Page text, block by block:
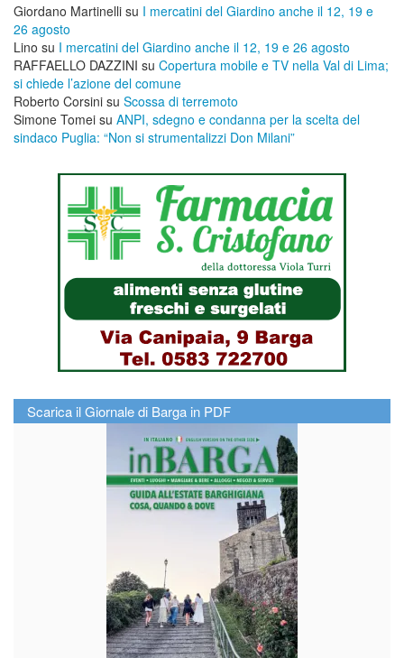
Giordano Martinelli su I mercatini del Giardino anche il 12, 19 e
26 agosto
Lino su I mercatini del Giardino anche il 12, 19 e 26 agosto
RAFFAELLO DAZZINI su ​Copertura mobile e TV nella Val di Lima;
si chiede l’azione del comune
Roberto Corsini su Scossa di terremoto
Simone Tomei su ANPI, sdegno e condanna per la scelta del
sindaco Puglia: “Non si strumentalizzi Don Milani”
Scarica il Giornale di Barga in PDF